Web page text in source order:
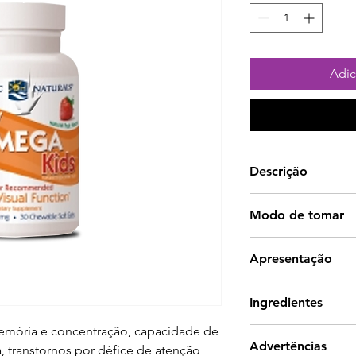
e concentração, capacidade de
transtornos por défice de atenção
Descrição
desenvolvimento
visão da criança.
de humor.
Modo de tomar
Apresentação
Ingredientes
FOS (Fruto-
Advertências